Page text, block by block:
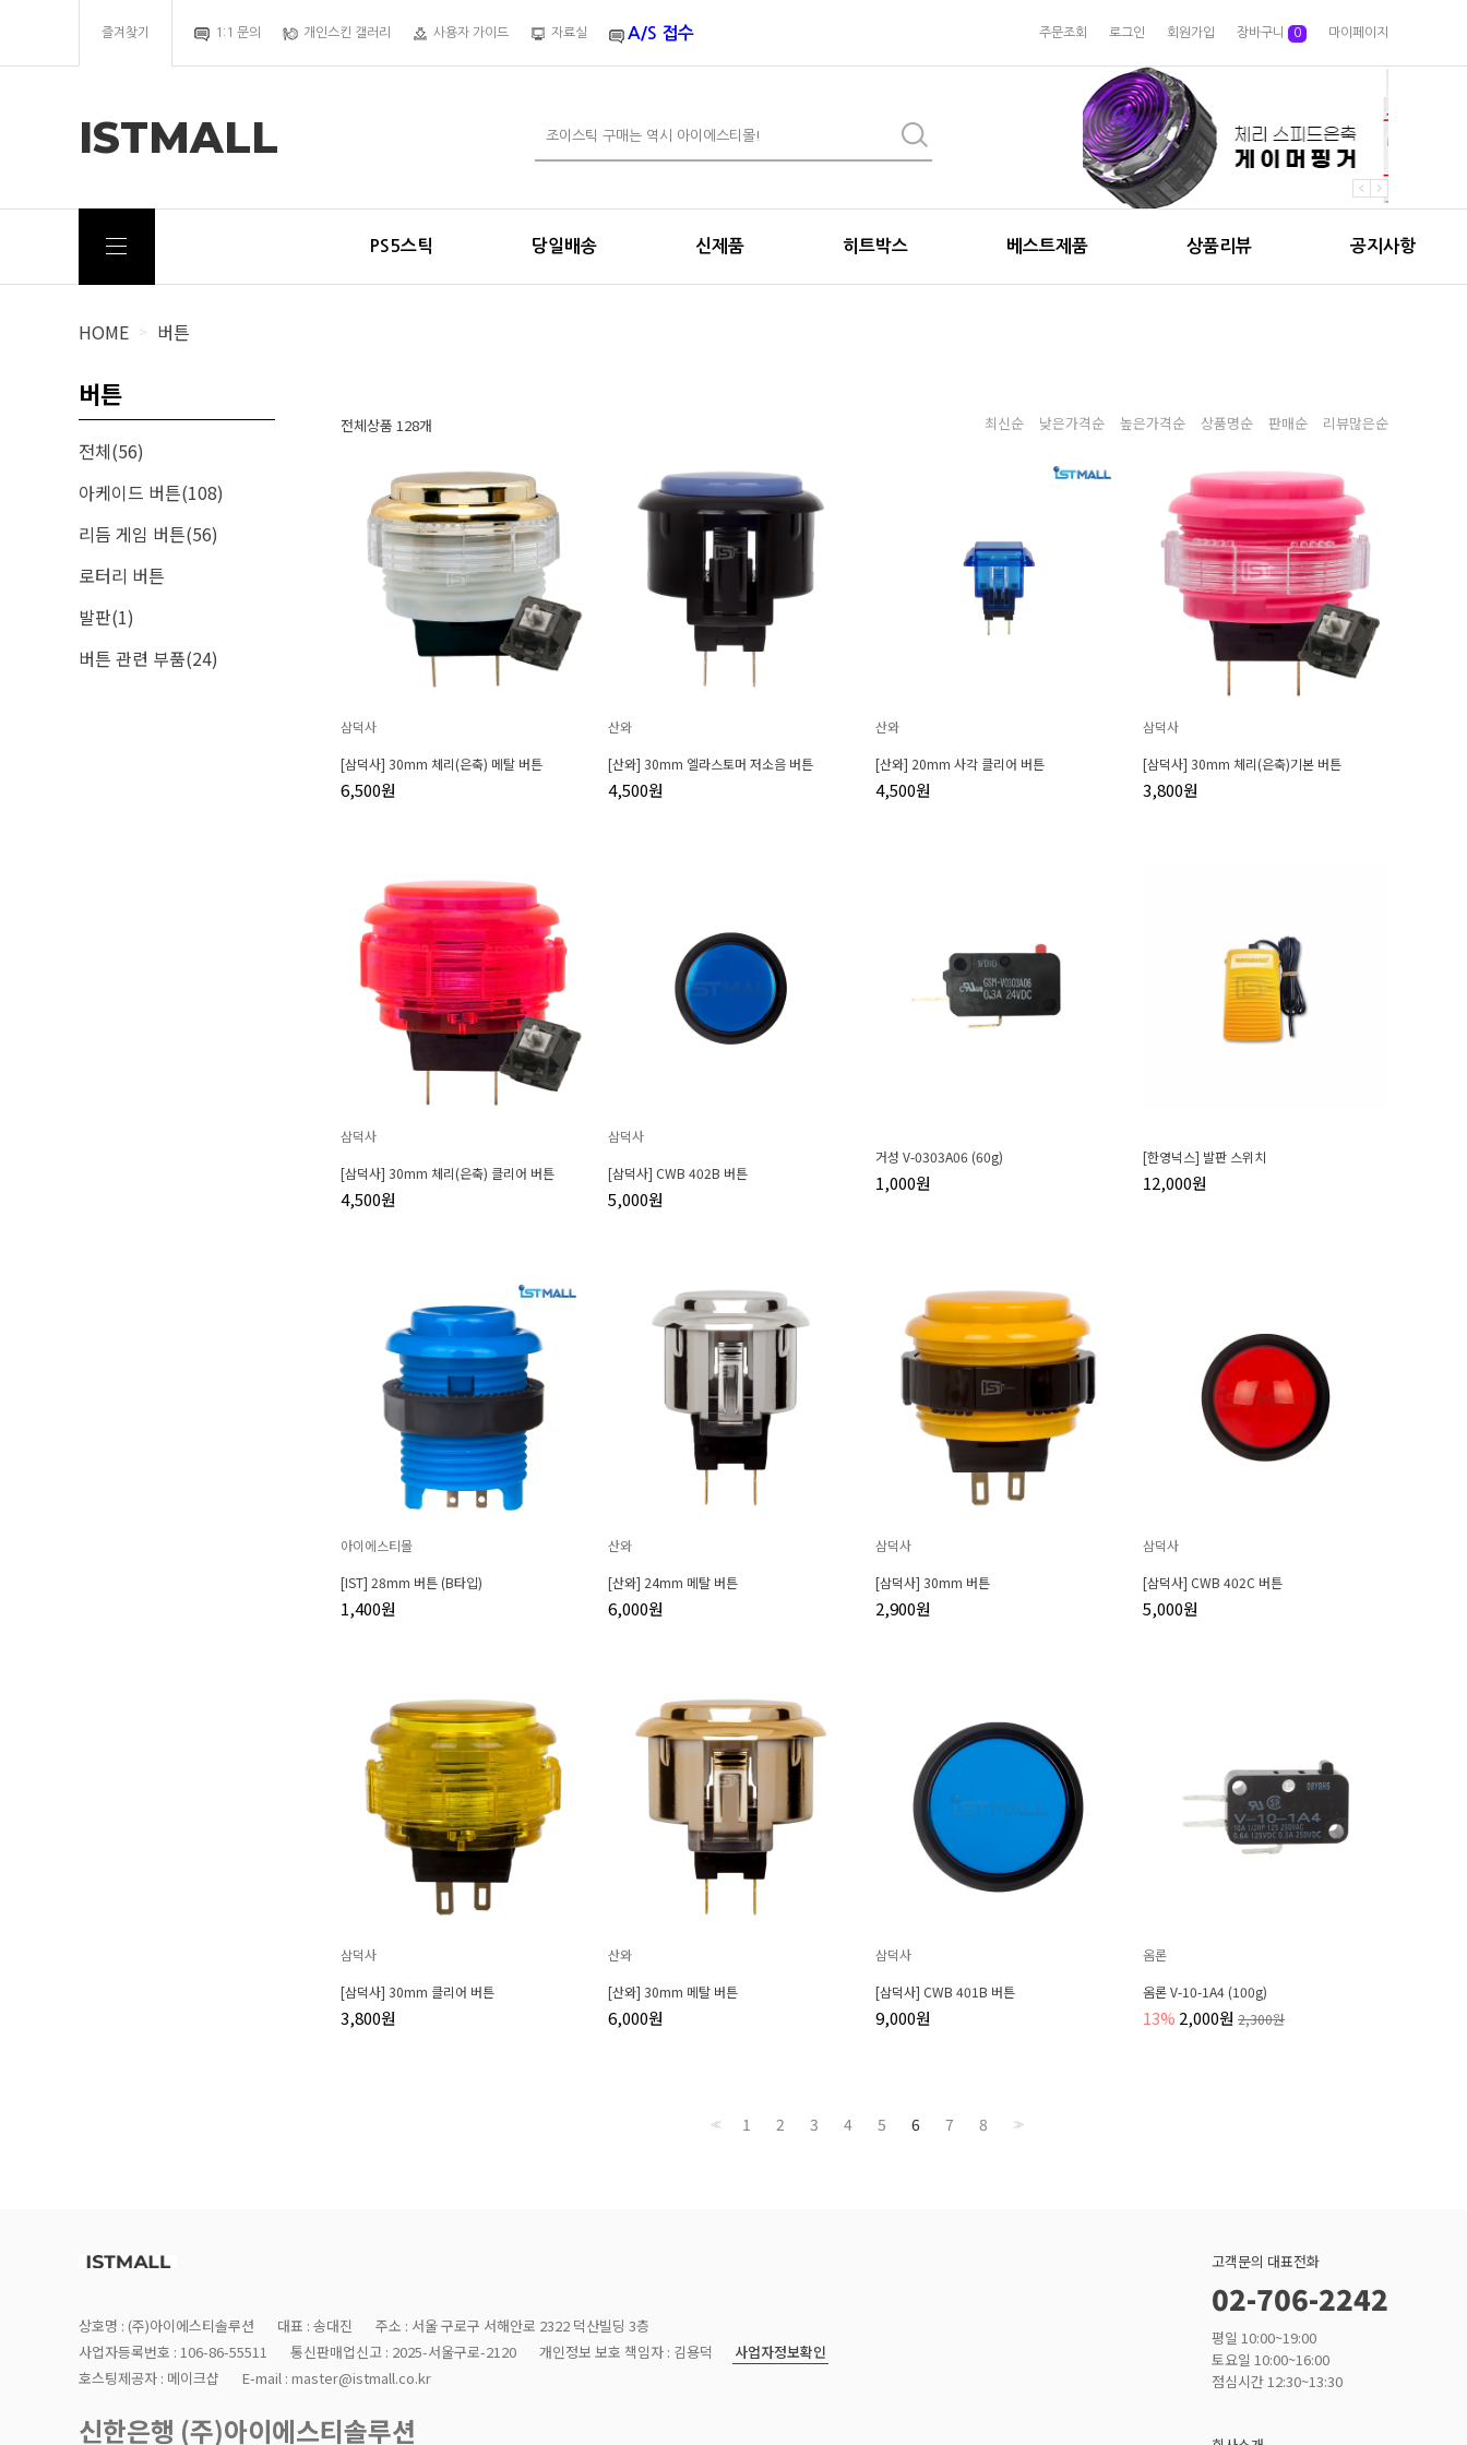
즐겨찾기 1:1 문의 개인스킨 갤러리 사용자 가이드 자료실 A/S 접수 주문조회 로그인 회원가입 장바구니 0 마이페이지
ISTMALL
PS5스틱 당일배송 신제품 히트박스 베스트제품 상품리뷰 공지사항
HOME > 버튼
버튼
전체(56)
아케이드 버튼(108)
리듬 게임 버튼(56)
로터리 버튼
발판(1)
버튼 관련 부품(24)
전체상품 128개 최신순 낮은가격순 높은가격순 상품명순 판매순 리뷰많은순
삼덕사
[삼덕사] 30mm 체리(은축) 메탈 버튼
6,500원
산와
[산와] 30mm 엘라스토머 저소음 버튼
4,500원
산와
[산와] 20mm 사각 클리어 버튼
4,500원
삼덕사
[삼덕사] 30mm 체리(은축)기본 버튼
3,800원
삼덕사
[삼덕사] 30mm 체리(은축) 클리어 버튼
4,500원
삼덕사
[삼덕사] CWB 402B 버튼
5,000원
거성 V-0303A06 (60g)
1,000원
[한영넉스] 발판 스위치
12,000원
아이에스티몰
[IST] 28mm 버튼 (B타입)
1,400원
산와
[산와] 24mm 메탈 버튼
6,000원
삼덕사
[삼덕사] 30mm 버튼
2,900원
삼덕사
[삼덕사] CWB 402C 버튼
5,000원
삼덕사
[삼덕사] 30mm 클리어 버튼
3,800원
산와
[산와] 30mm 메탈 버튼
6,000원
삼덕사
[삼덕사] CWB 401B 버튼
9,000원
옴론
옴론 V-10-1A4 (100g)
13% 2,000원 2,300원
<< 1 2 3 4 5 6 7 8 >>
상호명 : (주)아이에스티솔루션 대표 : 송대진
주소 : 서울 구로구 서해안로 2322 덕산빌딩 3층
사업자등록번호 : 106-86-55511
통신판매업신고 : 2025-서울구로-2120 개인정보 보호 책임자 : 김용덕
사업자정보확인
호스팅제공자 : 메이크샵
E-mail : master@istmall.co.kr
신한은행 (주)아이에스티솔루션
고객문의 대표전화
02-706-2242
평일 10:00~19:00
토요일 10:00~16:00
점심시간 12:30~13:30